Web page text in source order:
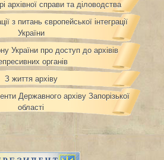
архівної справи та діловодства
з питань європейської інтеграції
України
України про доступ до архівів
органів
З життя архіву
Державного архіву Запорізької
області